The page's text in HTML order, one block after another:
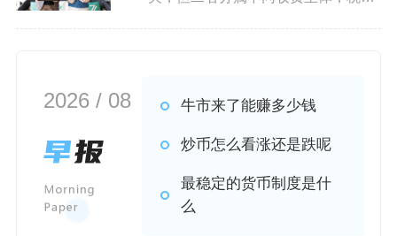
政策直接决定固定税费成本，同
2026 / 08 牛市来了能赚多少钱
炒币怎么看涨还是跌呢
最稳定的货币制度是什
么